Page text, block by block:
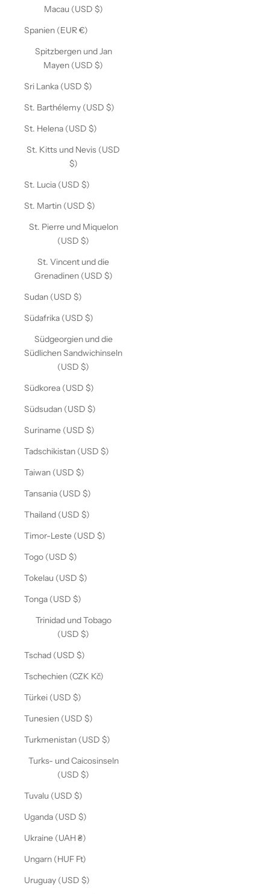
Macau (USD $)
Spanien (EUR €)
Spitzbergen und Jan
Mayen (USD $)
Sri Lanka (USD $)
St. Barthélemy (USD $)
St. Helena (USD $)
St. Kitts und Nevis (USD
$)
St. Lucia (USD $)
St. Martin (USD $)
St. Pierre und Miquelon
(USD $)
St. Vincent und die
Grenadinen (USD $)
Sudan (USD $)
Südafrika (USD $)
Südgeorgien und die
Südlichen Sandwichinseln
(USD $)
Südkorea (USD $)
Südsudan (USD $)
Suriname (USD $)
Tadschikistan (USD $)
Taiwan (USD $)
Tansania (USD $)
Thailand (USD $)
Timor-Leste (USD $)
Togo (USD $)
Tokelau (USD $)
Tonga (USD $)
Trinidad und Tobago
(USD $)
Tschad (USD $)
Tschechien (CZK Kč)
Türkei (USD $)
Tunesien (USD $)
Turkmenistan (USD $)
Turks- und Caicosinseln
(USD $)
Tuvalu (USD $)
Uganda (USD $)
Ukraine (UAH ₴)
Ungarn (HUF Ft)
Uruguay (USD $)